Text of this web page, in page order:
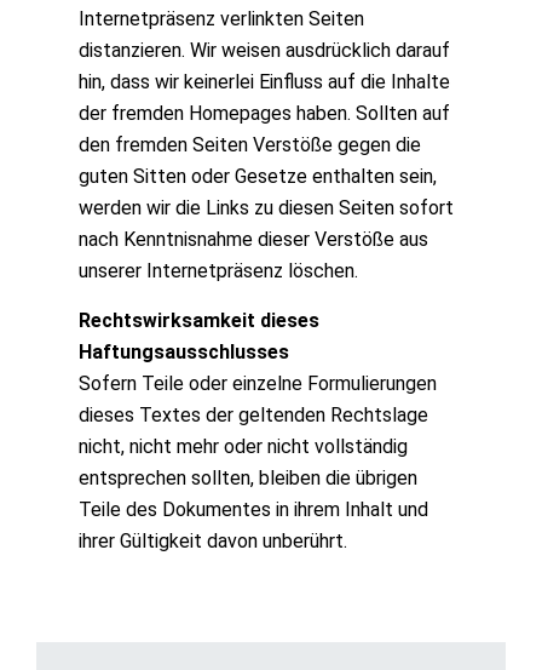
Internetpräsenz verlinkten Seiten
distanzieren. Wir weisen ausdrücklich darauf
hin, dass wir keinerlei Einfluss auf die Inhalte
der fremden Homepages haben. Sollten auf
den fremden Seiten Verstöße gegen die
guten Sitten oder Gesetze enthalten sein,
werden wir die Links zu diesen Seiten sofort
nach Kenntnisnahme dieser Verstöße aus
unserer Internetpräsenz löschen.
Rechtswirksamkeit dieses
Haftungsausschlusses
Sofern Teile oder einzelne Formulierungen
dieses Textes der geltenden Rechtslage
nicht, nicht mehr oder nicht vollständig
entsprechen sollten, bleiben die übrigen
Teile des Dokumentes in ihrem Inhalt und
ihrer Gültigkeit davon unberührt.